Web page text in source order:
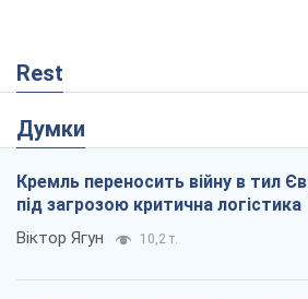
Rest
Думки
Кремль переносить війну в тил
під загрозою критична логістика
Віктор Ягун 10,2 т.